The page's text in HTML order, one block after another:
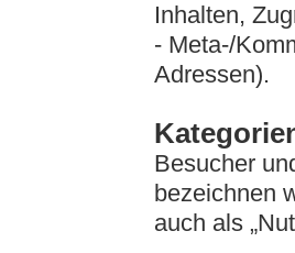
Inhalten,
- Meta-/
Adressen).
Besucher
bezeichnen
auch als